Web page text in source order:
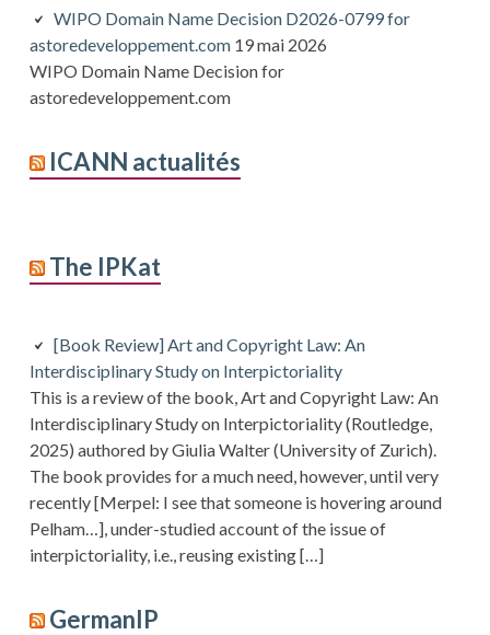
WIPO Domain Name Decision D2026-0799 for
astoredeveloppement.com 19 mai 2026
WIPO Domain Name Decision for
astoredeveloppement.com
ICANN actualités
The IPKat
[Book Review] Art and Copyright Law: An
Interdisciplinary Study on Interpictoriality
This is a review of the book, Art and Copyright Law: An
Interdisciplinary Study on Interpictoriality (Routledge,
2025) authored by Giulia Walter (University of Zurich).
The book provides for a much need, however, until very
recently [Merpel: I see that someone is hovering around
Pelham…], under-studied account of the issue of
interpictoriality, i.e., reusing existing […]
GermanIP